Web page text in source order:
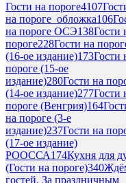
Гости на пороге4107
на пороге_обложка106
на пороге ОСЭ138Гости
пороге228Гости на
(16-ое издание)173Гости
пороге (15-ое
издание)280Гости на
(14-ое издание)277Гости
пороге (Венгрия)164
на пороге (3-е
издание)237Гости на
(17-ое издание)
РООССА174Кухня для
(Гости на пороге)340
гостей. За праздничным